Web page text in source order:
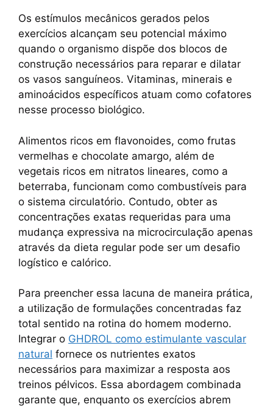
Os estímulos mecânicos gerados pelos
exercícios alcançam seu potencial máximo
quando o organismo dispõe dos blocos de
construção necessários para reparar e dilatar
os vasos sanguíneos. Vitaminas, minerais e
aminoácidos específicos atuam como cofatores
nesse processo biológico.
Alimentos ricos em flavonoides, como frutas
vermelhas e chocolate amargo, além de
vegetais ricos em nitratos lineares, como a
beterraba, funcionam como combustíveis para
o sistema circulatório. Contudo, obter as
concentrações exatas requeridas para uma
mudança expressiva na microcirculação apenas
através da dieta regular pode ser um desafio
logístico e calórico.
Para preencher essa lacuna de maneira prática,
a utilização de formulações concentradas faz
total sentido na rotina do homem moderno.
Integrar o GHDROL como estimulante vascular
natural fornece os nutrientes exatos
necessários para maximizar a resposta aos
treinos pélvicos. Essa abordagem combinada
garante que, enquanto os exercícios abrem